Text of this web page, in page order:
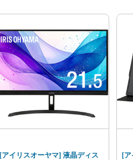
[アイリスオーヤマ] 液晶ディス
[